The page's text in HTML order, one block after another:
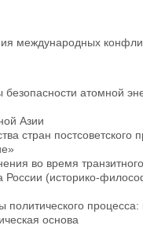
международных
безопасности атомной
Азии
стран постсоветского
во время
России (историко-
основа